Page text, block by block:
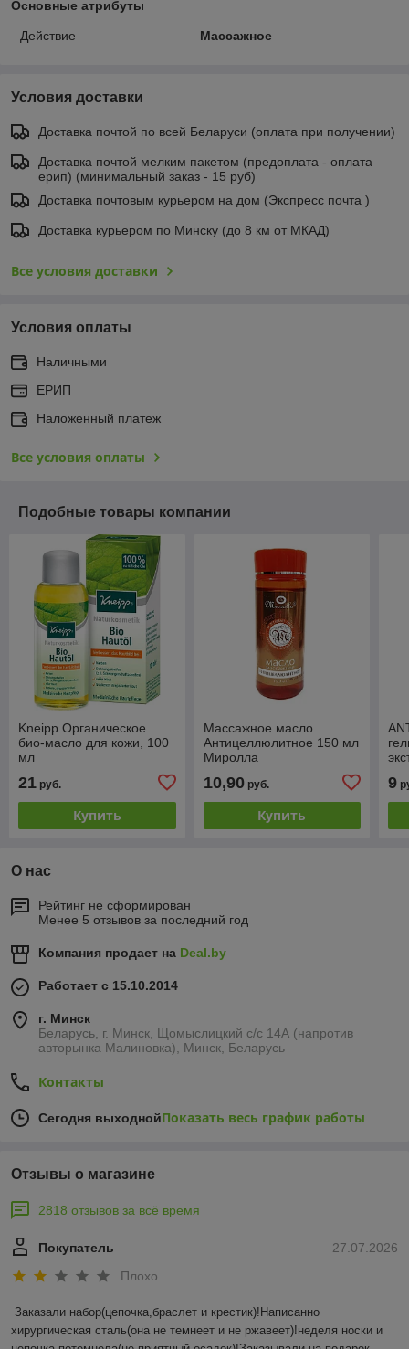
Основные атрибуты
Действие Массажное
Условия доставки
Доставка почтой по всей Беларуси (оплата при получении)
Доставка почтой мелким пакетом (предоплата - оплата
ерип) (минимальный заказ - 15 руб)
Доставка почтовым курьером на дом (Экспресс почта )
Доставка курьером по Минску (до 8 км от МКАД)
Все условия доставки
Условия оплаты
Наличными
ЕРИП
Наложенный платеж
Все условия оплаты
Подобные товары компании
Kneipp Органическое
био-масло для кожи, 100
мл
21 руб.
Купить
Массажное масло
Антицеллюлитное 150 мл
Миролла
10,90руб.
Купить
мл.
9
О нас
Рейтинг не сформирован
Менее 5 отзывов за последний год
Компания продает на Deal.by
Работает с 15.10.2014
г. Минск
Беларусь, г. Минск, Щомыслицкий с/с 14А (напротив
авторынка Малиновка), Минск, Беларусь
Контакты
Сегодня выходнойПоказать весь график работы
Отзывы о магазине
2818 отзывов за всё время
27.07.2026
Покупатель
Плохо
Заказали набор(цепочка,браслет и крестик)!Написанно
хирургическая сталь(она не темнеет и не ржавеет)!неделя носки и